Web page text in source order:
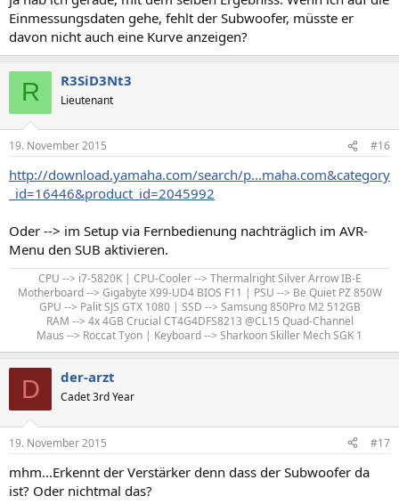
Einmessungsdaten gehe, fehlt der Subwoofer, müsste er
davon nicht auch eine Kurve anzeigen?
R R3SiD3Nt3
Lieutenant
19. November 2015 #16
http://download.yamaha.com/search/p...maha.com&category
_id=16446&product_id=2045992
Oder --> im Setup via Fernbedienung nachträglich im AVR-
Menu den SUB aktivieren.
CPU --> i7-5820K | CPU-Cooler --> Thermalright Silver Arrow IB-E
Motherboard --> Gigabyte X99-UD4 BIOS F11 | PSU --> Be Quiet PZ 850W
GPU --> Palit SJS GTX 1080 | SSD --> Samsung 850Pro M2 512GB
RAM --> 4x 4GB Crucial CT4G4DFS8213 @CL15 Quad-Channel
Maus --> Roccat Tyon | Keyboard --> Sharkoon Skiller Mech SGK 1​
D der-arzt
Cadet 3rd Year
19. November 2015 #17
mhm...Erkennt der Verstärker denn dass der Subwoofer da
ist? Oder nichtmal das?